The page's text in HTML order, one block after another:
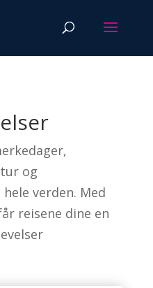
og
verden. Med
reisene dine en